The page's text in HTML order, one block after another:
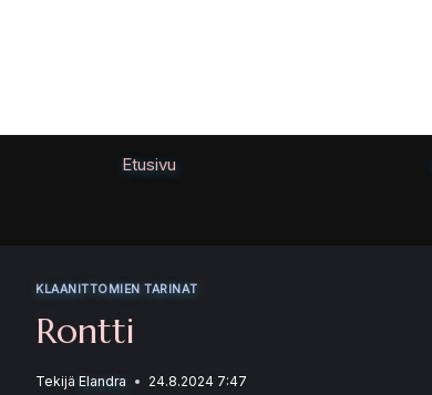
Etusivu
KLAANITTOMIEN TARINAT
Rontti
Tekijä Elandra 24.8.2024 7:47